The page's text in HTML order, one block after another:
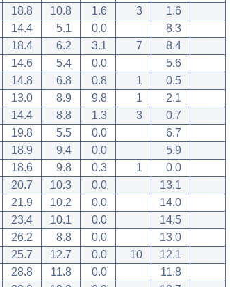
18.8 10.8 1.6 3
1.6
14.4 5.1 0.0
8.3
18.4 6.2 3.1 7
8.4
14.6 5.4 0.0
5.6
14.8 6.8 0.8 1
0.5
13.0 8.9 9.8 1
2.1
14.4 8.8 1.3 3
0.7
19.8 5.5 0.0
6.7
18.9 9.4 0.0
5.9
18.6 9.8 0.3 1
0.0
20.7 10.3 0.0
13.1
21.9 10.2 0.0
14.0
23.4 10.1 0.0
14.5
26.2 8.8 0.0
13.0
25.7 12.7 0.0 10
12.1
28.8 11.8 0.0
11.8